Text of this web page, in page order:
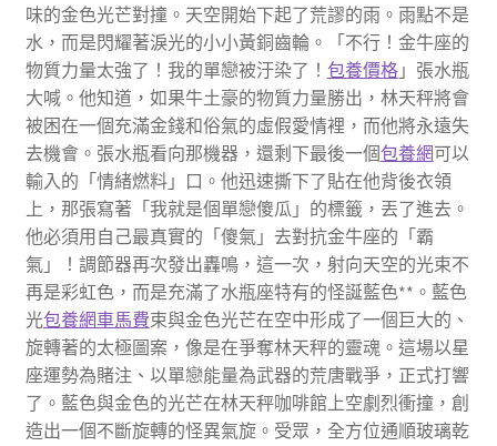
味的金色光芒對撞。天空開始下起了荒謬的雨。雨點不是
水，而是閃耀著淚光的小小黃銅齒輪。「不行！金牛座的
物質力量太強了！我的單戀被汙染了！ 包養價格」張水瓶
大喊。他知道，如果牛土豪的物質力量勝出，林天秤將會
被困在一個充滿金錢和俗氣的虛假愛情裡，而他將永遠失
去機會。張水瓶看向那機器，還剩下最後一個包養網可以
輸入的「情緒燃料」口。他迅速撕下了貼在他背後衣領
上，那張寫著「我就是個單戀傻瓜」的標籤，丟了進去。
他必須用自己最真實的「傻氣」去對抗金牛座的「霸
氣」！調節器再次發出轟鳴，這一次，射向天空的光束不
再是彩虹色，而是充滿了水瓶座特有的怪誕藍色**。藍色
光包養網車馬費束與金色光芒在空中形成了一個巨大的、
旋轉著的太極圖案，像是在爭奪林天秤的靈魂。這場以星
座運勢為賭注、以單戀能量為武器的荒唐戰爭，正式打響
了。藍色與金色的光芒在林天秤咖啡館上空劇烈衝撞，創
造出一個不斷旋轉的怪異氣旋。受眾，全方位通順玻璃乾